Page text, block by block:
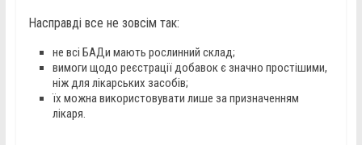
Насправді все не зовсім так:
не всі БАДи мають рослинний склад;
вимоги щодо реєстрації добавок є значно простішими,
ніж для лікарських засобів;
їх можна використовувати лише за призначенням
лікаря.